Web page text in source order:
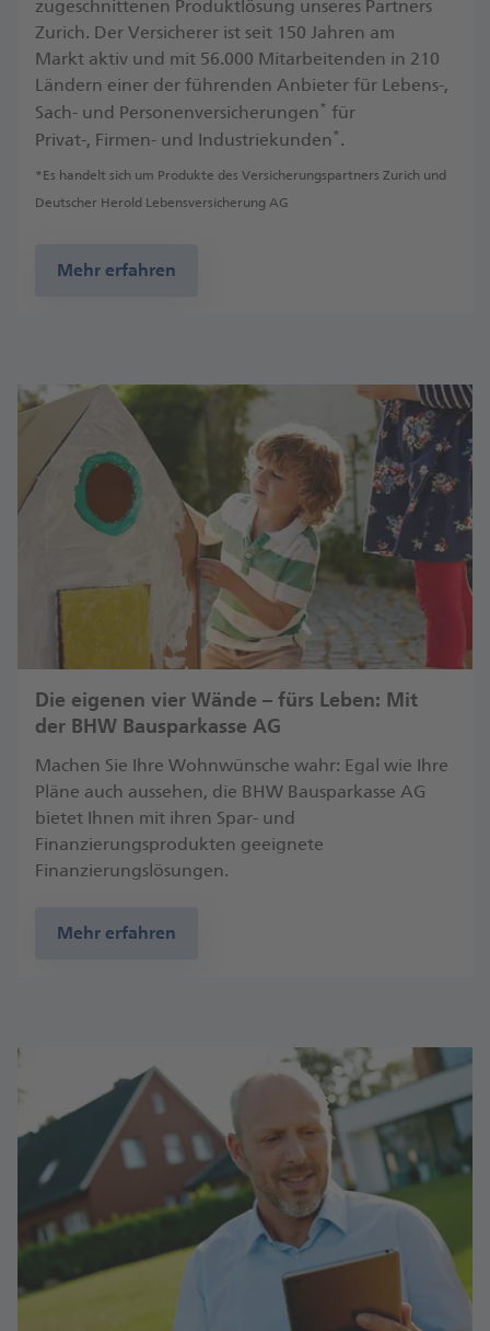
zugeschnittenen Produktlösung unseres Partners
Zurich. Der Versicherer ist seit 150 Jahren am
Markt aktiv und mit 56.000 Mitarbeitenden in 210
Ländern einer der führenden Anbieter für Lebens-,
Sach- und Personenversicherungen* für
Privat-, Firmen- und Industriekunden*.
*Es handelt sich um Produkte des Versicherungspartners Zurich und
Deutscher Herold Lebensversicherung AG
Mehr erfahren
Die eigenen vier Wände – fürs Leben: Mit
der BHW Bausparkasse AG
Machen Sie Ihre Wohnwünsche wahr: Egal wie Ihre
Pläne auch aussehen, die BHW Bausparkasse AG
bietet Ihnen mit ihren Spar- und
Finanzierungsprodukten geeignete
Finanzierungslösungen.
Mehr erfahren